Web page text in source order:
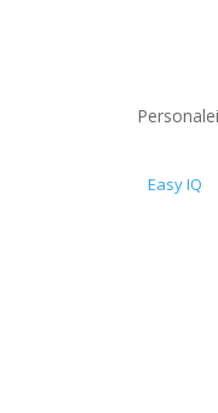
Easy IQ